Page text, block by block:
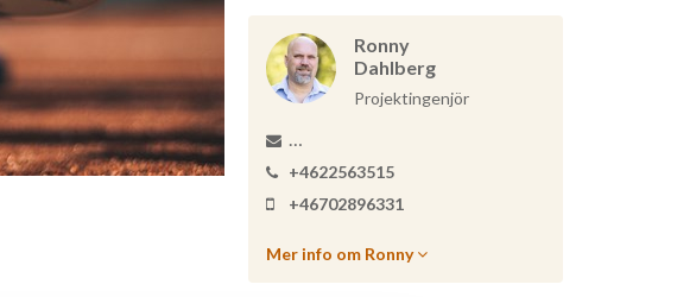
Ronny
Dahlberg
Projektingenjör
+4622563515
+46702896331
Mer info om Ronny